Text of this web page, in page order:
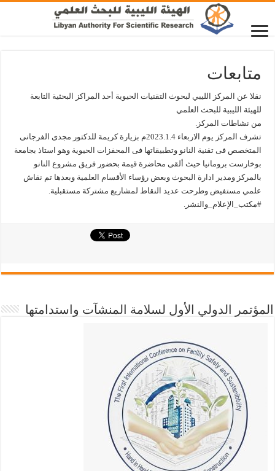
متابعات
نقلا عن المركز الليبي لبحوث التقنيات الحيوية أحد المراكز البحثية التابعة
للهيئة الليبية للبحث العلمي
من نشاطات المركز.
تشرف المركز يوم الاربعاء 2023.1.4م بزيارة كريمة للدكتور مجدى الفرجانى
المتخصص فى تقنية النانو وتطبيقاتها فى المحفزات الحيوية وهو استاذ بجامعة
بوخارست برومانيا حيث ألقى محاضرة قيمة بحضور فريق مشروع النانو
بالمركز ومدير ادارة البحوث وبعض رؤساء الأقسام العلمية وبعدها تم نقاش
علمي مستفيض وطرحت عديد النقاط لمشاريع مشتركة مستقبلية.
#مكتب_الإعلام_والنشر.
المؤتمر الدولي الأول لسلامة المنشآت واستدامتها